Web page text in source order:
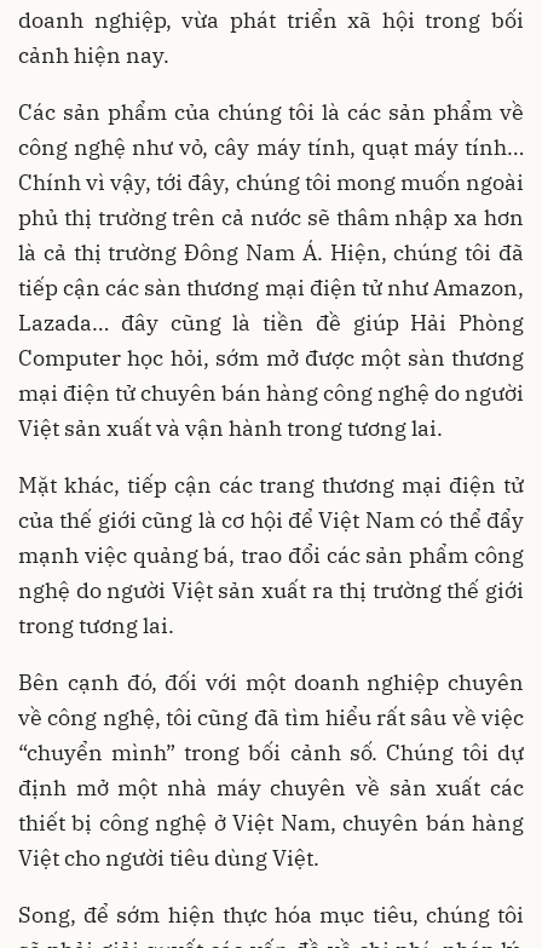
doanh nghiệp, vừa phát triển xã hội trong bối
cảnh hiện nay.
Các sản phẩm của chúng tôi là các sản phẩm về
công nghệ như vỏ, cây máy tính, quạt máy tính…
Chính vì vậy, tới đây, chúng tôi mong muốn ngoài
phủ thị trường trên cả nước sẽ thâm nhập xa hơn
là cả thị trường Đông Nam Á. Hiện, chúng tôi đã
tiếp cận các sàn thương mại điện tử như Amazon,
Lazada… đây cũng là tiền đề giúp Hải Phòng
Computer học hỏi, sớm mở được một sàn thương
mại điện tử chuyên bán hàng công nghệ do người
Việt sản xuất và vận hành trong tương lai.
Mặt khác, tiếp cận các trang thương mại điện tử
của thế giới cũng là cơ hội để Việt Nam có thể đẩy
mạnh việc quảng bá, trao đổi các sản phẩm công
nghệ do người Việt sản xuất ra thị trường thế giới
trong tương lai.
Bên cạnh đó, đối với một doanh nghiệp chuyên
về công nghệ, tôi cũng đã tìm hiểu rất sâu về việc
“chuyển mình” trong bối cảnh số. Chúng tôi dự
định mở một nhà máy chuyên về sản xuất các
thiết bị công nghệ ở Việt Nam, chuyên bán hàng
Việt cho người tiêu dùng Việt.
Song, để sớm hiện thực hóa mục tiêu, chúng tôi